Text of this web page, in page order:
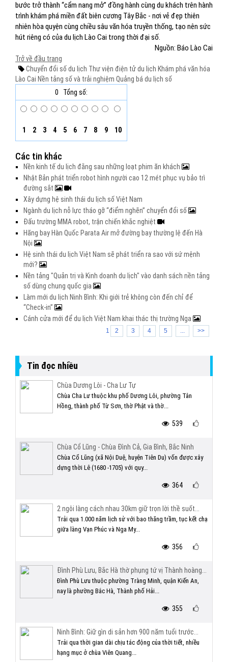
bước trở thành “cẩm nang mở” đồng hành cùng du khách trên hành
trình khám phá miền đất biên cương Tây Bắc - nơi vẻ đẹp thiên
nhiên hòa quyện cùng chiều sâu văn hóa truyền thống, tạo nên sức
hút riêng có của du lịch Lào Cai trong thời đại số.
Nguồn: Báo Lào Cai
Trở về đầu trang
Chuyển đổi số du lịch Thư viện điện tử du lịch Khám phá văn hóa
Lào Cai Nền tảng số và trải nghiệm Quảng bá du lịch số
0
Tổng số:
1 2 3 4 5 6 7 8 9 10
Các tin khác
Nền kinh tế du lịch đằng sau những loạt phim ăn khách
Nhật Bản phát triển robot hình người cao 12 mét phục vụ bảo trì
đường sắt
Xây dựng hệ sinh thái du lịch số Việt Nam
Ngành du lịch nỗ lực tháo gỡ “điểm nghẽn” chuyển đổi số
Đấu trường MMA robot, trận chiến khắc nghiệt
Hãng bay Hàn Quốc Parata Air mở đường bay thường lệ đến Hà
Nội
Hệ sinh thái du lịch Việt Nam sẽ phát triển ra sao với sứ mệnh
mới?
Nền tảng "Quản trị và Kinh doanh du lịch" vào danh sách nền tảng
số dùng chung quốc gia
Làm mới du lịch Ninh Bình: Khi giới trẻ không còn đến chỉ để
“Check-in”
Cánh cửa mới để du lịch Việt Nam khai thác thị trường Nga
1 2 3 4 5 ... >>
Tin đọc nhiều
Chùa Dương Lôi - Cha Lư Tự
Chùa Cha Lư thuộc khu phố Dương Lôi, phường Tân
Hồng, thành phố Từ Sơn, thờ Phật và thờ...
539
Chùa Cổ Lũng - Chùa Đình Cả, Gia Bình, Bắc Ninh
Chùa Cổ Lũng (xã Nội Duệ, huyện Tiên Du) vốn được xây
dựng thời Lê (1680 -1705) với quy...
364
2 ngôi làng cách nhau 30km giữ trọn lời thề suốt...
Trải qua 1.000 năm lịch sử với bao thăng trầm, tục kết chạ
giữa làng Vạn Phúc và Nga My...
356
Đình Phù Lưu, Bắc Hà thờ phụng tứ vị Thành hoàng...
Đình Phù Lưu thuộc phường Tràng Minh, quận Kiến An,
nay là phường Bắc Hà, Thành phố Hải...
355
Ninh Bình: Giữ gìn di sản hơn 900 năm tuổi trước...
Trải qua thời gian dài chịu tác động của thời tiết, nhiều
hạng mục ở chùa Viên Quang...